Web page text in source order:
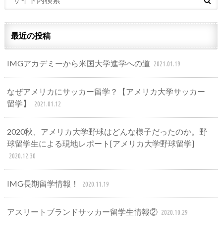
最近の投稿
IMGアカデミーから米国大学進学への道 2021.01.19
なぜアメリカにサッカー留学？【アメリカ大学サッカー
留学】
2021.01.12
2020秋、アメリカ大学野球はどんな様子だったのか。野
球留学生による現地レポート[アメリカ大学野球留学]
2020.12.30
IMG長期留学情報！ 2020.11.19
アスリートブランドサッカー留学生情報② 2020.10.29